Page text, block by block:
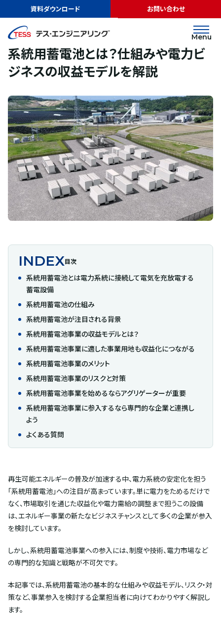
資料ダウンロード お問い合わせ
Menu
お役立ち情報 コラム一覧
系統用蓄電池とは？仕組みや電力ビジ
ネスの収益モデルを解説
蓄電池
2026.06.29
系統用蓄電池とは？仕組みや電力ビ
ジネスの収益モデルを解説
INDEX目次
系統用蓄電池とは電力系統に接続して電気を充放電する
蓄電設備
系統用蓄電池の仕組み
系統用蓄電池が注目される背景
系統用蓄電池事業の収益モデルとは？
系統用蓄電池事業に適した事業用地も収益化につながる
系統用蓄電池事業のメリット
系統用蓄電池事業のリスクと対策
系統用蓄電池事業を始めるならアグリゲーターが重要
系統用蓄電池事業に参入するなら専門的な企業と連携し
よう
よくある質問
再生可能エネルギーの普及が加速する中、電力系統の安定化を担う
「系統用蓄電池」への注目が高まっています。単に電力をためるだけで
なく、市場取引を通じた収益化や電力需給の調整まで担うこの設備
は、エネルギー事業の新たなビジネスチャンスとして多くの企業が参入
を検討しています。
しかし、系統用蓄電池事業への参入には、制度や技術、電力市場など
の専門的な知識と戦略が不可欠です。
本記事では、系統用蓄電池の基本的な仕組みや収益モデル、リスク・対
策など、事業参入を検討する企業担当者に向けてわかりやすく解説し
ます。